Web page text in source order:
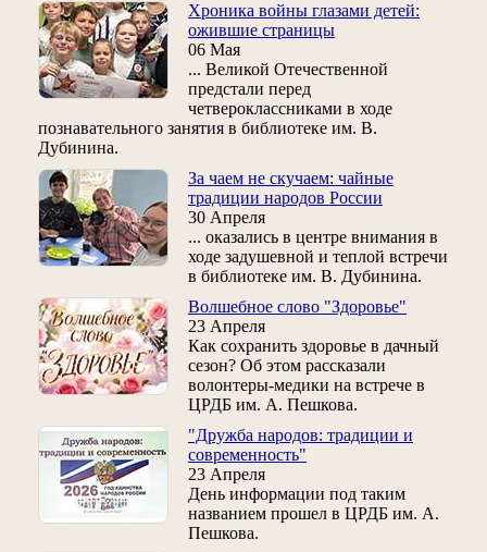
Хроника войны глазами детей:
ожившие страницы
06 Мая
... Великой Отечественной
предстали перед
четвероклассниками в ходе
познавательного занятия в библиотеке им. В.
Дубинина.
За чаем не скучаем: чайные
традиции народов России
30 Апреля
... оказались в центре внимания в
ходе задушевной и теплой встречи
в библиотеке им. В. Дубинина.
Волшебное слово "Здоровье"
23 Апреля
Как сохранить здоровье в дачный
сезон? Об этом рассказали
волонтеры-медики на встрече в
ЦРДБ им. А. Пешкова.
"Дружба народов: традиции и
современность"
23 Апреля
День информации под таким
названием прошел в ЦРДБ им. А.
Пешкова.